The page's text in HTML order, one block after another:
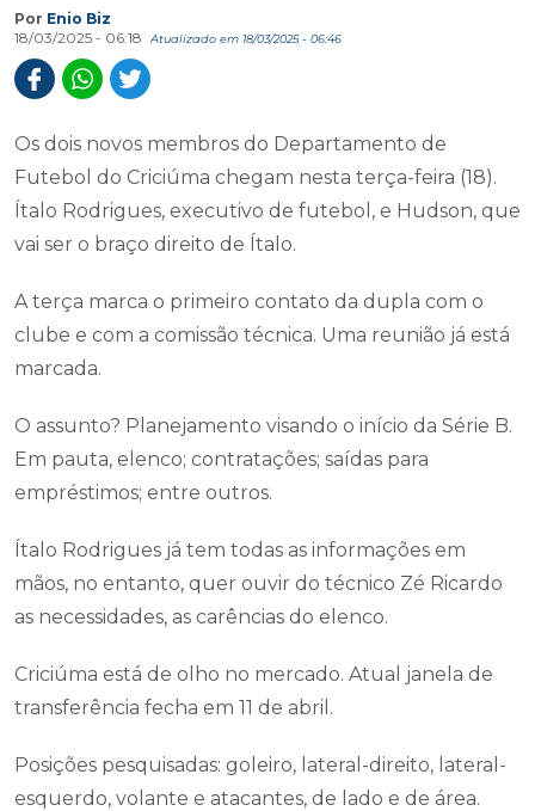
Por Enio Biz
18/03/2025 - 06:18
Atualizado em 18/03/2025 - 06:46
Os dois novos membros do Departamento de
Futebol do Criciúma chegam nesta terça-feira (18).
Ítalo Rodrigues, executivo de futebol, e Hudson, que
vai ser o braço direito de Ítalo.
A terça marca o primeiro contato da dupla com o
clube e com a comissão técnica. Uma reunião já está
marcada.
O assunto? Planejamento visando o início da Série B.
Em pauta, elenco; contratações; saídas para
empréstimos; entre outros.
Ítalo Rodrigues já tem todas as informações em
mãos, no entanto, quer ouvir do técnico Zé Ricardo
as necessidades, as carências do elenco.
Criciúma está de olho no mercado. Atual janela de
transferência fecha em 11 de abril.
Posições pesquisadas: goleiro, lateral-direito, lateral-
esquerdo, volante e atacantes, de lado e de área.